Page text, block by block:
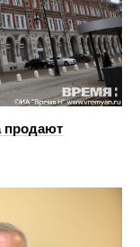
продают